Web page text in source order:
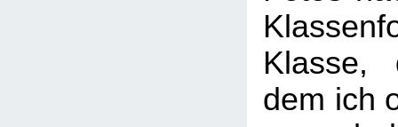
dem ich